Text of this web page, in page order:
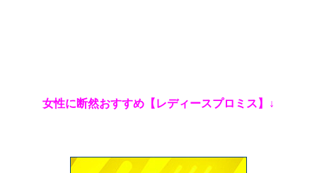
女性に断然おすすめ【レディースプロミス】↓